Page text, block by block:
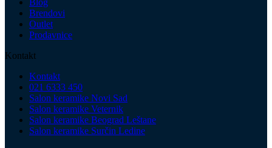
Brendovi
Outlet
Prodavnice
Kontakt
Kontakt
021 6333 450
Salon keramike Novi Sad
Salon keramike Veternik
Salon keramike Beograd Leštane
Salon keramike Surčin Ledine